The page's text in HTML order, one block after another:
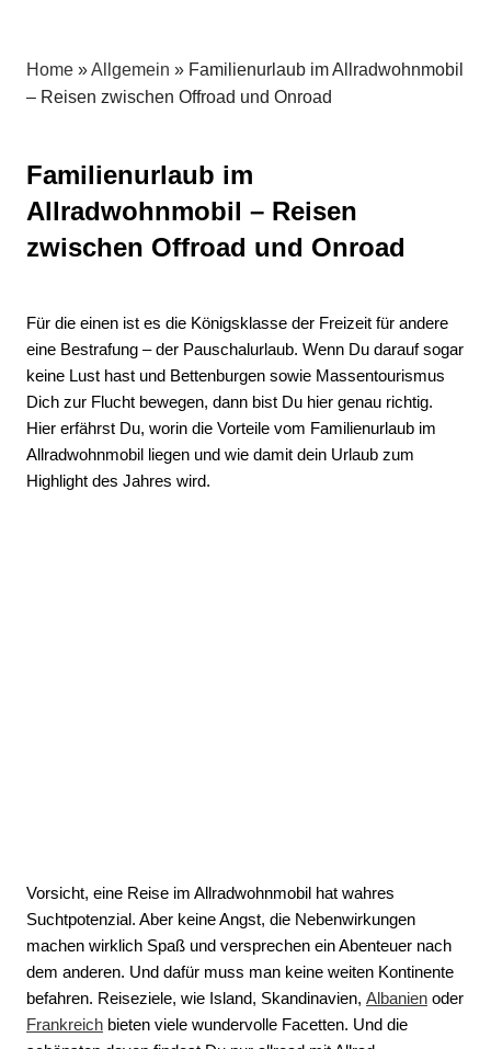
Wohnmobile
und
Art
Home »Allgemein » Familienurlaub im Allradwohnmobil
– Reisen zwischen Offroad und Onroad
Familienurlaub im
Allradwohnmobil – Reisen
zwischen Offroad und Onroad
Für die einen ist es die Königsklasse der Freizeit für andere
eine Bestrafung – der Pauschalurlaub. Wenn Du darauf sogar
keine Lust hast und Bettenburgen sowie Massentourismus
Dich zur Flucht bewegen, dann bist Du hier genau richtig.
Hier erfährst Du, worin die Vorteile vom Familienurlaub im
Allradwohnmobil liegen und wie damit dein Urlaub zum
Highlight des Jahres wird.
Vorsicht, eine Reise im Allradwohnmobil hat wahres
Suchtpotenzial. Aber keine Angst, die Nebenwirkungen
machen wirklich Spaß und versprechen ein Abenteuer nach
dem anderen. Und dafür muss man keine weiten Kontinente
befahren. Reiseziele, wie Island, Skandinavien, Albanien oder
Frankreich bieten viele wundervolle Facetten. Und die